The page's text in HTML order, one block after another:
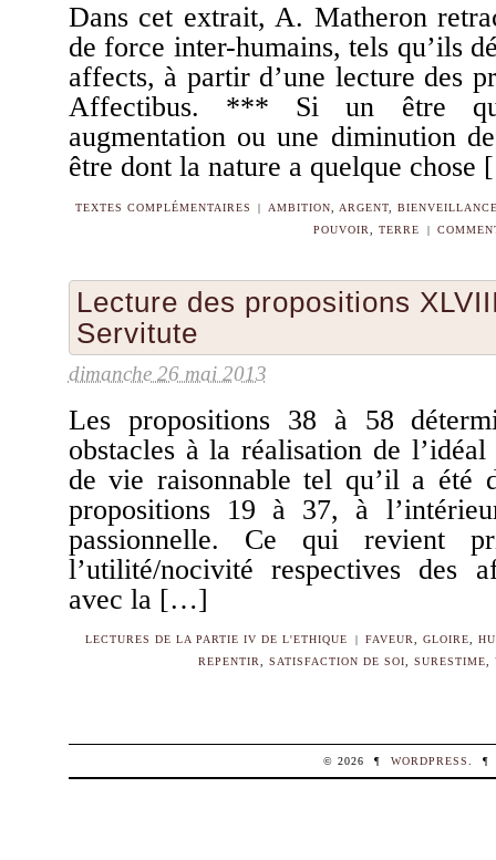
Dans cet extrait, A. Matheron
de force inter-humains, tels qu’ils
affects, à partir d’une lecture des
Affectibus. *** Si un être
augmentation ou une diminution
être dont la nature a quelque
TEXTES COMPLÉMENTAIRES | AMBITION ARGENT ,
POUVOIR
,TERRE |
Lecture des propositions
Servitute
dimanche 26 mai 2013
Les propositions 38 à 58
obstacles à la réalisation de
de vie raisonnable tel qu’il a été
propositions 19 à 37, à
passionnelle. Ce qui revient
l’utilité/nocivité respectives des
avec la […]
LECTURES DE LA PARTIE IV DE L'ETHIQUE FAVEUR, GLOIRE,
REPENTIR, SATISFACTION DE SOI, SURESTIME,
© 2026 ¶ WORDPRESS. ¶